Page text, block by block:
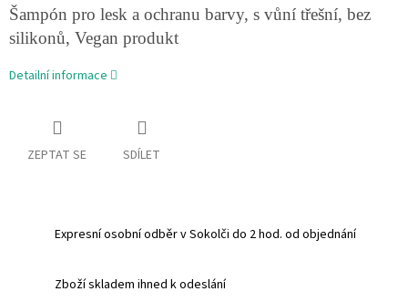
Šampón pro lesk a ochranu barvy, s vůní třešní, bez
silikonů, Vegan produkt
Detailní informace
ZEPTAT SE SDÍLET
Expresní osobní odběr v Sokolči do 2 hod. od objednání
Zboží skladem ihned k odeslání